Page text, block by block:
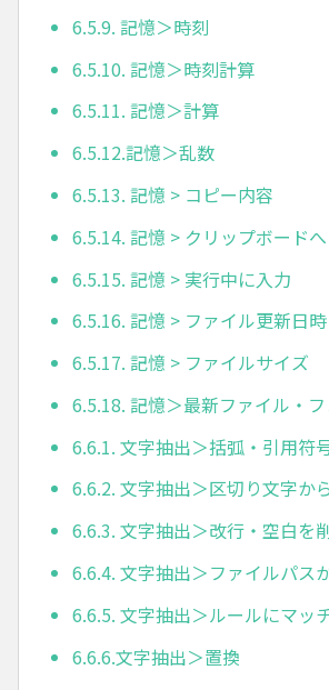
6.5.9. 記憶＞時刻
6.5.10. 記憶＞時刻計算
6.5.11. 記憶＞計算
6.5.12.記憶＞乱数
6.5.13. 記憶 > コピー内容
6.5.14. 記憶 > クリップボード
6.5.15. 記憶 > 実行中に入力
6.5.16. 記憶 > ファイル更新日時
6.5.17. 記憶 > ファイルサイズ
6.5.18. 記憶＞最新ファイル・
6.6.1. 文字抽出＞括弧・引用符
6.6.2. 文字抽出＞区切り文字か
6.6.3. 文字抽出＞改行・空白を
6.6.4. 文字抽出＞ファイルパス
6.6.5. 文字抽出＞ルールにマッ
6.6.6.文字抽出＞置換